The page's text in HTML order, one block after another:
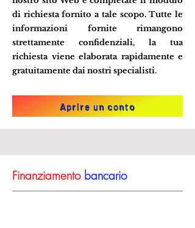
di richiesta fornito a tale scopo. Tutte le
informazioni fornite rimangono
strettamente confidenziali, la tua
richiesta viene elaborata rapidamente e
gratuitamente dai nostri specialisti.
Aprire un conto
Finanziamento bancario